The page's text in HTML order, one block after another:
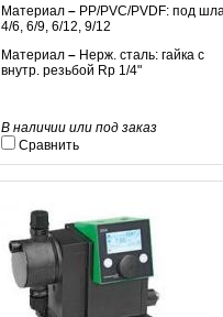
Материал – PP/PVC/PVDF: под
4/6, 6/9, 6/12, 9/12
Материал – Нерж. сталь: гайка с
внутр. резьбой Rp 1/4"
В наличии или под заказ
Сравнить